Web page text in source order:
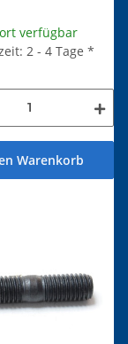
verfügbar
2 - 4 Tage *
Warenkorb